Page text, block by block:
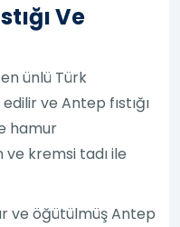
Ve
ünlü Türk
ve Antep fıstığı
hamur
kremsi tadı ile
ve öğütülmüş Antep